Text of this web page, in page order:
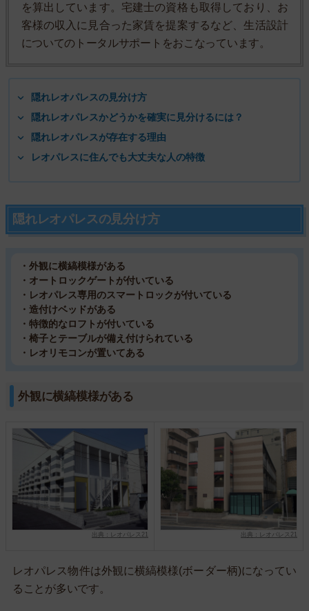
を算出しています。宅建士の資格も取得しており、お
客様の収入に見合った家賃を提案するなど、生活設計
についてのトータルサポートをおこなっています。
隠れレオパレスの見分け方
隠れレオパレスかどうかを確実に見分けるには？
隠れレオパレスが存在する理由
レオパレスに住んでも大丈夫な人の特徴
隠れレオパレスの見分け方
・外観に横縞模様がある
・オートロックゲートが付いている
・レオパレス専用のスマートロックが付いている
・造付けベッドがある
・特徴的なロフトが付いている
・椅子とテーブルが備え付けられている
・レオリモコンが置いてある
外観に横縞模様がある
出典：レオパレス21 出典：レオパレス21
レオパレス物件は外観に横縞模様(ボーダー柄)になってい
ることが多いです。